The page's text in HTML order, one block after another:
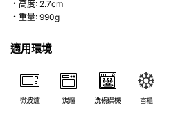
・高度: 2.7cm
・重量: 990g
適用環境
微波爐 焗爐 洗碗碟機 雪櫃